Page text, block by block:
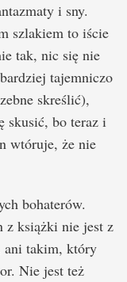
i sny.
szlakiem to iście
tak, nic się nie
tajemniczo
skreślić),
skusić, bo teraz i
wtóruje, że nie
bohaterów.
z książki nie jest z
ani takim, który
Nie jest też